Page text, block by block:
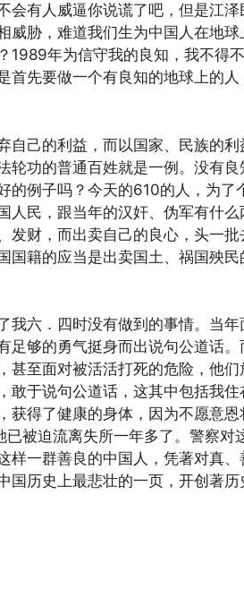
会有人威逼你说谎了吧，但是江泽
威胁，难道我们生为中国人在地
1989年为信守我的良知，我不得
首先要做一个有良知的地球上的人
自己的利益，而以国家、民族的
轮功的普通百姓就是一例。没有良
例子吗？今天的610的人，为了
人民，跟当年的汉奸、伪军有什么
财，而出卖自己的良心，头一批
国籍的应当是出卖国土、祸国殃民
我六．四时没有做到的事情。当年
足够的勇气挺身而出说句公道话。
至面对被活活打死的危险，他们
敢于说句公道话，这其中包括我
获得了健康的身体，因为不愿意
被迫流离失所一年多了。警察对
样一群善良的中国人，凭著对真
国历史上最悲壮的一页，开创著历